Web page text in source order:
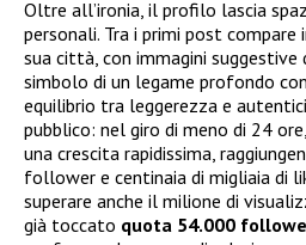
Oltre all’ironia, il profilo lascia
personali. Tra i primi post
sua città, con immagini suggestive
simbolo di un legame profondo
equilibrio tra leggerezza e
pubblico: nel giro di meno di 24
una crescita rapidissima,
follower e centinaia di migliaia di
superare anche il milione di
già toccato quota 54.000